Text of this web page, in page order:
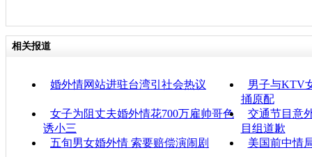
相关报道
婚外情网站进驻台湾引社会热议
男子与KTV
捅原配
女子为阻丈夫婚外情花700万雇帅哥色
诱小三
交通节目意
目组道歉
五旬男女婚外情 索要赔偿演闹剧
美国前中情